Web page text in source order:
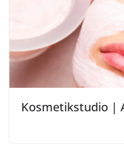
Kosmetikstudio |